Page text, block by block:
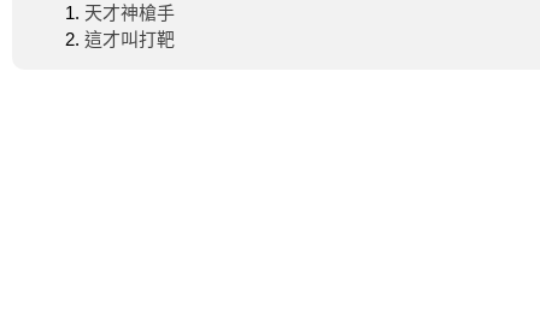
天才神槍手
這才叫打靶